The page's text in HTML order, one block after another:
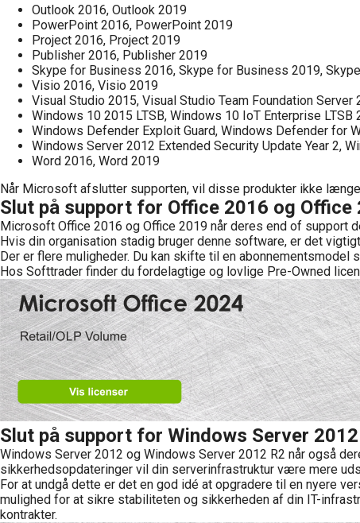
Outlook 2016, Outlook 2019
PowerPoint 2016, PowerPoint 2019
Project 2016, Project 2019
Publisher 2016, Publisher 2019
Skype for Business 2016, Skype for Business 2019,
Visio 2016, Visio 2019
Visual Studio 2015, Visual Studio Team Foundation Server
Windows 10 2015 LTSB, Windows 10 IoT Enterprise
Windows Defender Exploit Guard, Windows Defender for
Windows Server 2012 Extended Security Update Year 2,
Word 2016, Word 2019
Når Microsoft afslutter supporten, vil disse produkter ikke
Slut på support for Office 2016 og Office
Microsoft Office 2016 og Office 2019 når deres end of support
Hvis din organisation stadig bruger denne software, er det
Der er flere muligheder. Du kan skifte til en
Hos Softtrader finder du fordelagtige og lovlige Pre-Owned
Slut på support for Windows Server
Windows Server 2012 og Windows Server 2012 R2 når også
sikkerhedsopdateringer vil din serverinfrastruktur være mere
For at undgå dette er det en god idé at opgradere til en nyere
mulighed for at sikre stabiliteten og sikkerheden af din IT-
kontrakter.